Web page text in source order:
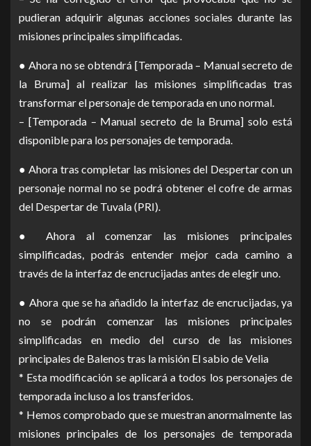
pudieran adquirir algunas acciones sociales durante las
misiones principales simplificadas.
● Ahora no se obtendrá [Temporada – Manual secreto de
la Bruma] al realizar las misiones simplificadas tras
transformar el personaje de temporada en uno normal.
– [Temporada – Manual secreto de la Bruma] solo está
disponible para los personajes de temporada.
● Ahora tras completar las misiones del Despertar con un
personaje normal no se podrá obtener el cofre de armas
del Despertar de Tuvala (PRI).
● Ahora al comenzar las misiones principales
simplificadas, podrás entender mejor cada camino a
través de la interfaz de encrucijadas antes de elegir uno.
● Ahora que se ha añadido la interfaz de encrucijadas, ya
no se podrán comenzar las misiones principales
simplificadas en medio del curso de las misiones
principales de Balenos tras la misión El sabio de Velia
* Esta modificación se aplicará a todos los personajes de
temporada incluso a los transferidos.
* Hemos comprobado que se muestran anormalmente las
misiones principales de los personajes de temporada